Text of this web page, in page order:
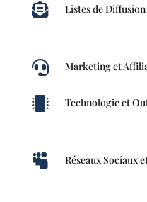
 Listes de Diffusion
 Marketing et
 Technologie et
 Réseaux Sociaux